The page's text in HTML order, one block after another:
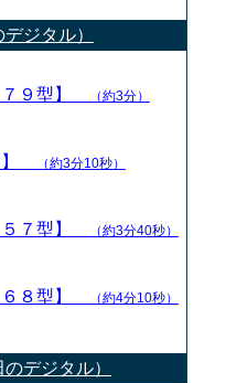
ジタル）
７９型】 （約3分）
】 （約3分10秒）
５７型】 （約3分40秒）
６８型】 （約4分10秒）
デジタル）